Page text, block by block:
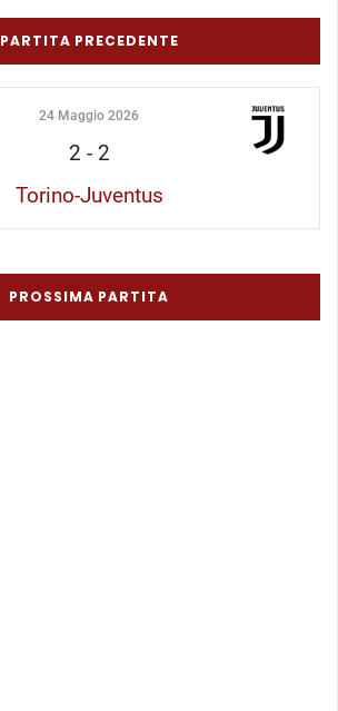
PARTITA PRECEDENTE
24 Maggio 2026
2 - 2
Torino-Juventus
PROSSIMA PARTITA